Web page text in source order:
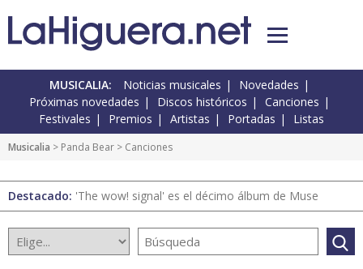
MUSICALIA: Noticias musicales
Novedades
Próximas novedades
Discos históricos
Canciones
Festivales
Premios Artistas Portadas Listas
Musicalia > Panda Bear > Canciones
Destacado: 'The wow! signal' es el décimo álbum de Muse